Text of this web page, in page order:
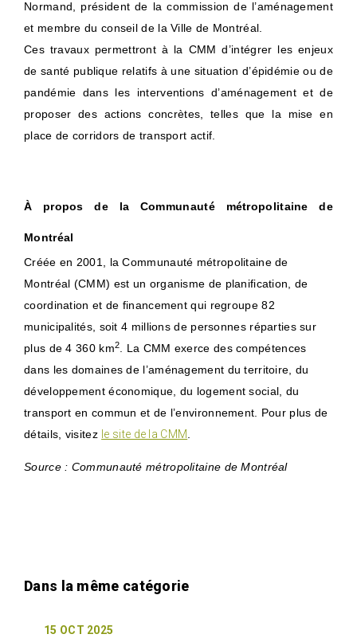
Normand, président de la commission de l’aménagement
et membre du conseil de la Ville de Montréal.
Ces travaux permettront à la CMM d’intégrer les enjeux
de santé publique relatifs à une situation d’épidémie ou de
pandémie dans les interventions d’aménagement et de
proposer des actions concrètes, telles que la mise en
place de corridors de transport actif.
À propos de la Communauté métropolitaine de
Montréal
Créée en 2001, la Communauté métropolitaine de
Montréal (CMM) est un organisme de planification, de
coordination et de financement qui regroupe 82
municipalités, soit 4 millions de personnes réparties sur
plus de 4 360 km2
. La CMM exerce des compétences
dans les domaines de l’aménagement du territoire, du
développement économique, du logement social, du
transport en commun et de l’environnement. Pour plus de
détails, visitez le site de la CMM
Source : Communauté métropolitaine de Montréal
15 OCT 2025